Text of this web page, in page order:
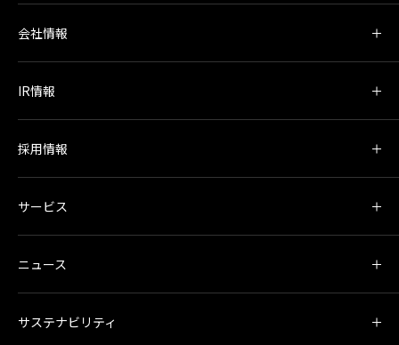
会社情報
IR情報
採用情報
サービス
ニュース
サステナビリティ